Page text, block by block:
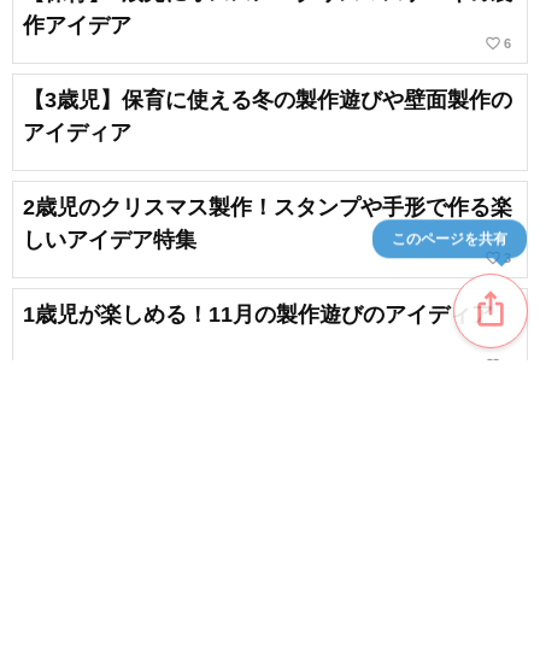
作アイデア
favorite_border 6
【3歳児】保育に使える冬の製作遊びや壁面製作の
アイディア
2歳児のクリスマス製作！スタンプや手形で作る楽
しいアイデア特集
favorite_border 3
1歳児が楽しめる！11月の製作遊びのアイディア
favorite_border
ios_share
このページを共有